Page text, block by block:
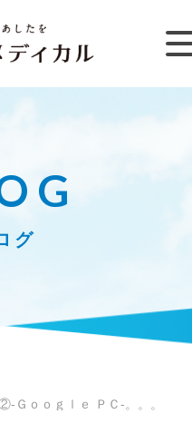
グ
Ｇｏｏｇｌｅ ＰＣ-。。。